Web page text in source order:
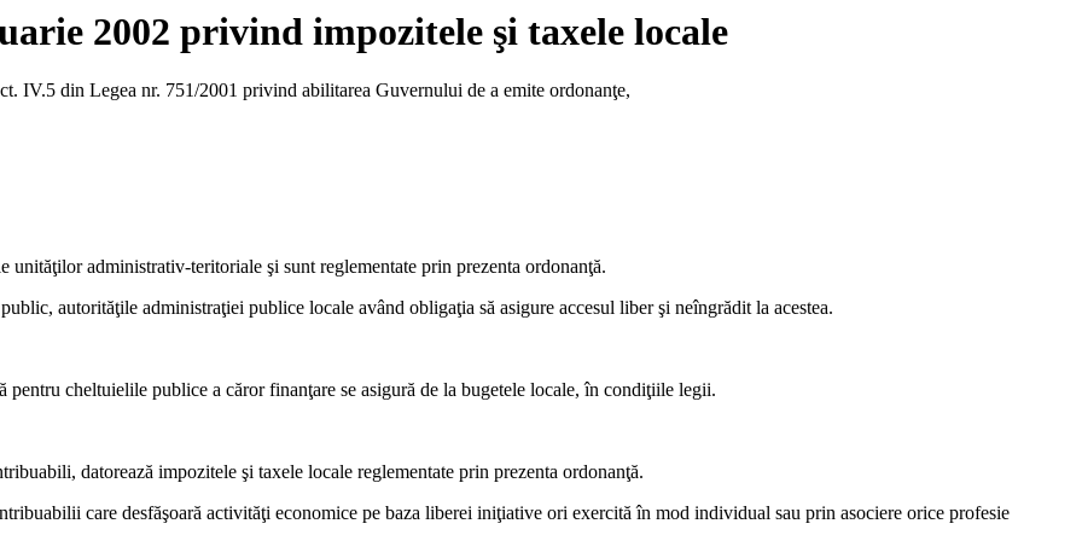
2002 privind impozitele şi taxele locale
IV.5 din Legea nr. 751/2001 privind abilitarea Guvernului de a emite ordonanţe,
administrativ-teritoriale şi sunt reglementate prin prezenta ordonanţă.
autorităţile administraţiei publice locale având obligaţia să asigure accesul liber şi neîngrădit la acestea.
cheltuielile publice a căror finanţare se asigură de la bugetele locale, în condiţiile legii.
datorează impozitele şi taxele locale reglementate prin prezenta ordonanţă.
care desfăşoară activităţi economice pe baza liberei iniţiative ori exercită în mod individual sau prin asociere orice profesie